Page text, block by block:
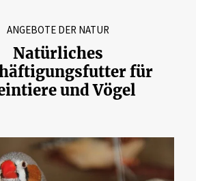
ANGEBOTE DER NATUR
Natürliches
für
und Vögel